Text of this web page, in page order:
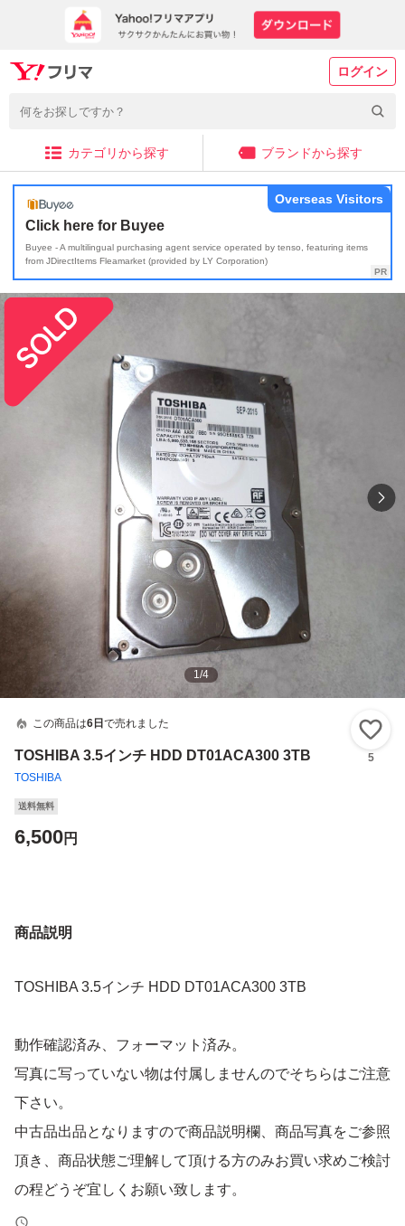
ログイン
カテゴリから探す ブランドから探す
Click here for Buyee
Buyee - A multilingual purchasing agent service operated by tenso, featuring items
from JDirectItems Fleamarket (provided by LY Corporation)
Overseas Visitors
1/4
この商品は6日 で売れました
TOSHIBA 3.5インチ HDD DT01ACA300 3TB
TOSHIBA
5
送料無料
6,500円
商品説明
TOSHIBA 3.5インチ HDD DT01ACA300 3TB
動作確認済み、フォーマット済み。
写真に写っていない物は付属しませんのでそちらはご注意
下さい。
中古品出品となりますので商品説明欄、商品写真をご参照
頂き、商品状態ご理解して頂ける方のみお買い求めご検討
の程どうぞ宜しくお願い致します。